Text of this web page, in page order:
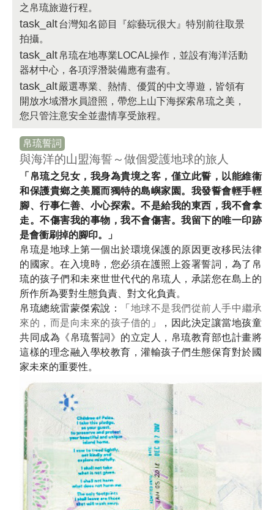
之帛琉旅遊行程。
task_alt台灣知名節目『綜藝玩很大』特別前往取景
拍攝。
task_alt 帛琉在地專業LOCAL操作，並設有海洋活動
器材中心，各項浮潛裝備應有盡有。
task_alt嚴選專業、熱情、優質的中文導遊，皆領有
開放水域潛水員證照，帶您上山下海探索帛琉之美，
您只管注意安全並盡情享受旅程。
帛琉誓詞
與海洋的山盟海誓～做個愛護地球的旅人
「帛琉之兒女，我身為貴境之客，僅立此誓，以能維衞
和保護貴鄉之美麗而獨特的島嶼家園。我發誓會輕手輕
腳、行事仁善、小心探索。不是給我的東西，我不會拿
走。不傷害我的事物，我不會傷害。我留下的唯一印跡
是會衝刷掉的腳印。」
帛琉是地球上第一個出於環境保護的原因更改移民法律
的國家。在入境時，您必須在護照上簽署誓詞，為了帛
琉的孩子們和未來世世代代的帛琉人，承諾您在島上的
所作所為要對生態負責、對文化負責。
帛琉總統雷蒙傑索說：「 地球不是我們從前人手中繼承
來的，而是向未來的孩子借的 」，因此決定讓當地孩童
共同成為《帛琉誓詞》的立定人，帛琉教育部也計畫將
這樣的理念融入學校教育，灌輸孩子們生態保育對於國
家未來的重要性。